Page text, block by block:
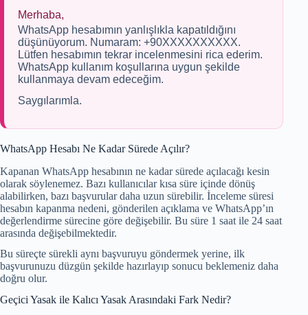
Merhaba,
WhatsApp hesabımın yanlışlıkla kapatıldığını
düşünüyorum. Numaram: +90XXXXXXXXXX.
Lütfen hesabımın tekrar incelenmesini rica ederim.
WhatsApp kullanım koşullarına uygun şekilde
kullanmaya devam edeceğim.
Saygılarımla.
WhatsApp Hesabı Ne Kadar Sürede Açılır?
Kapanan WhatsApp hesabının ne kadar sürede açılacağı kesin
olarak söylenemez. Bazı kullanıcılar kısa süre içinde dönüş
alabilirken, bazı başvurular daha uzun sürebilir. İnceleme süresi
hesabın kapanma nedeni, gönderilen açıklama ve WhatsApp’ın
değerlendirme sürecine göre değişebilir. Bu süre 1 saat ile 24 saat
arasında değişebilmektedir.
Bu süreçte sürekli aynı başvuruyu göndermek yerine, ilk
başvurunuzu düzgün şekilde hazırlayıp sonucu beklemeniz daha
doğru olur.
Geçici Yasak ile Kalıcı Yasak Arasındaki Fark Nedir?